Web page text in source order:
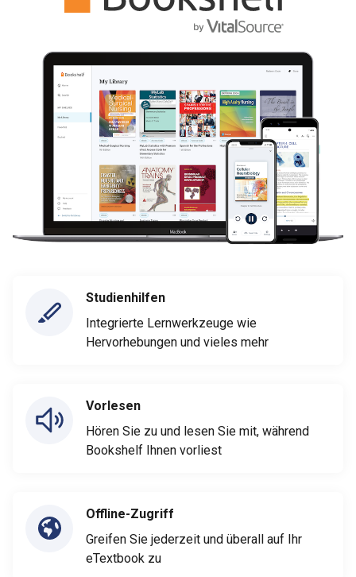
Studienhilfen
Integrierte Lernwerkzeuge wie
Hervorhebungen und vieles mehr
Vorlesen
Hören Sie zu und lesen Sie mit, während
Bookshelf Ihnen vorliest
Offline-Zugriff
Greifen Sie jederzeit und überall auf Ihr
eTextbook zu